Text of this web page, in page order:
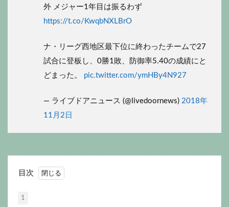
外 メジャー1年目は振るわず
https://t.co/KwqbNXLBrO
ナ・リーグ西地区最下位に終わったチームで27
試合に登板し、0勝1敗、防御率5.40の成績にと
どまった。 pic.twitter.com/ymHBy4N927
— ライブドアニュース (@livedoornews) 2018年
11月2日
目次
1